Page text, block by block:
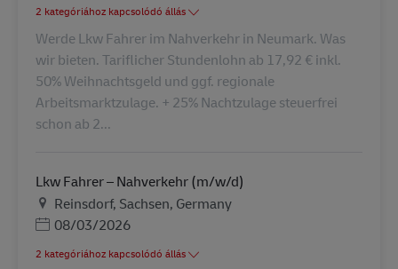
2 kategóriához kapcsolódó állás
Werde Lkw Fahrer im Nahverkehr in Neumark. Was
wir bieten. Tariflicher Stundenlohn ab 17,92 € inkl.
50% Weihnachtsgeld und ggf. regionale
Arbeitsmarktzulage. + 25% Nachtzulage steuerfrei
schon ab 2...
Lkw Fahrer – Nahverkehr (m/w/d)
Helyszín
Reinsdorf, Sachsen, Germany
Posted Date
08/03/2026
2 kategóriához kapcsolódó állás